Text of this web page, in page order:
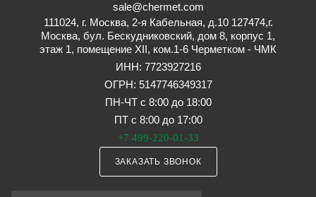
sale@chermet.com
111024, г. Москва, 2-я Кабельная, д.10 127474,г.
Москва, бул. Бескудниковский, дом 8, корпус 1,
этаж 1, помещение XII, ком.1-6 Черметком - ЧМК
ИНН: 7723927216
ОГРН: 5147746349317
ПН-ЧТ с 8:00 до 18:00
ПТ с 8:00 до 17:00
+7 499-220-01-33
ЗАКАЗАТЬ ЗВОНОК